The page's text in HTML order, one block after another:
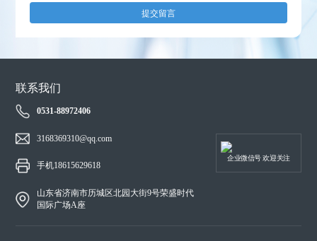
提交留言
联系我们
0531-88972406
3168369310@qq.com
手机18615629618
山东省济南市历城区北园大街9号荣盛时代
国际广场A座
企业微信号 欢迎关注